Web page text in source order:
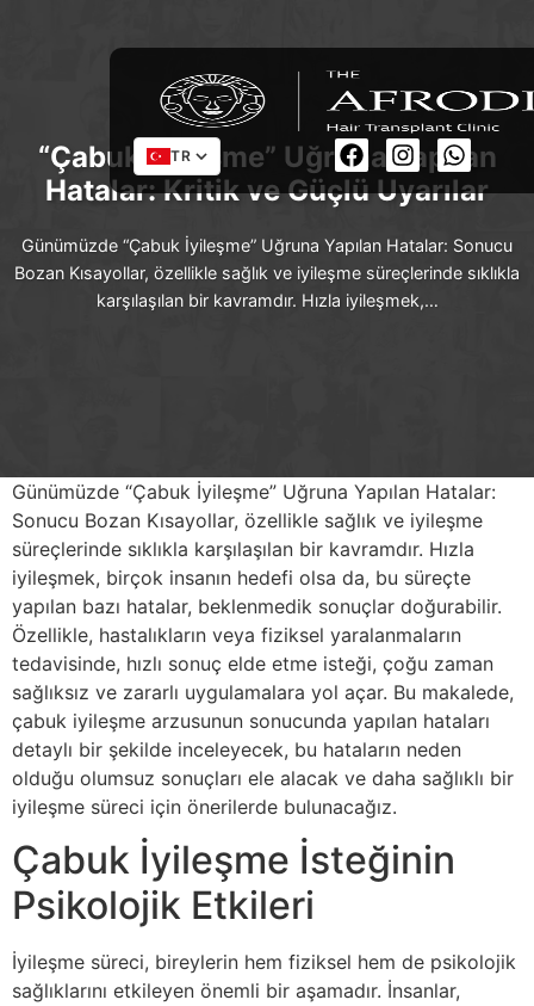
TR
“Çabuk İyileşme” Uğruna Yapılan
Hatalar: Kritik ve Güçlü Uyarılar
Günümüzde “Çabuk İyileşme” Uğruna Yapılan Hatalar: Sonucu
Bozan Kısayollar, özellikle sağlık ve iyileşme süreçlerinde sıklıkla
karşılaşılan bir kavramdır. Hızla iyileşmek,…
Günümüzde “Çabuk İyileşme” Uğruna Yapılan Hatalar:
Sonucu Bozan Kısayollar, özellikle sağlık ve iyileşme
süreçlerinde sıklıkla karşılaşılan bir kavramdır. Hızla
iyileşmek, birçok insanın hedefi olsa da, bu süreçte
yapılan bazı hatalar, beklenmedik sonuçlar doğurabilir.
Özellikle, hastalıkların veya fiziksel yaralanmaların
tedavisinde, hızlı sonuç elde etme isteği, çoğu zaman
sağlıksız ve zararlı uygulamalara yol açar. Bu makalede,
çabuk iyileşme arzusunun sonucunda yapılan hataları
detaylı bir şekilde inceleyecek, bu hataların neden
olduğu olumsuz sonuçları ele alacak ve daha sağlıklı bir
iyileşme süreci için önerilerde bulunacağız.
Çabuk İyileşme İsteğinin
Psikolojik Etkileri
İyileşme süreci, bireylerin hem fiziksel hem de psikolojik
sağlıklarını etkileyen önemli bir aşamadır. İnsanlar,